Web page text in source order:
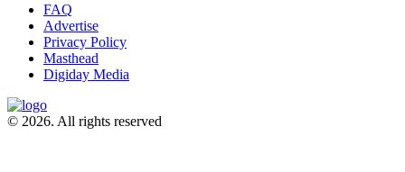
FAQ
Advertise
Privacy Policy
Masthead
Digiday Media
© 2026. All rights reserved